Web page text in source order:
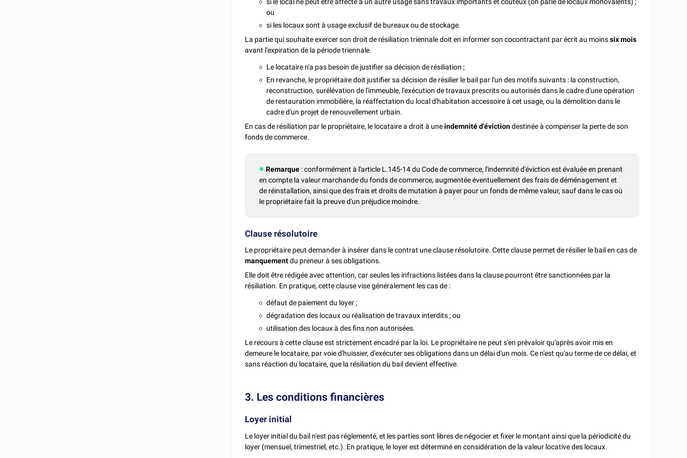
si le local ne peut être affecté à un autre usage sans travaux importants et coûteux (on parle de locaux monovalents) ;
ou
si les locaux sont à usage exclusif de bureaux ou de stockage.
La partie qui souhaite exercer son droit de résiliation triennale doit en informer son cocontractant par écrit au moinssix mois
avant l'expiration de la période triennale.
Le locataire n'a pas besoin de justifier sa décision de résiliation ;
En revanche, le propriétaire doit justifier sa décision de résilier le bail par l'un des motifs suivants : la construction,
reconstruction, surélévation de l'immeuble, l'exécution de travaux prescrits ou autorisés dans le cadre d'une opération
de restauration immobilière, la réaffectation du local d'habitation accessoire à cet usage, ou la démolition dans le
cadre d'un projet de renouvellement urbain.
En cas de résiliation par le propriétaire, le locataire a droit à uneindemnité d'évictiondestinée à compenser la perte de son
fonds de commerce.
Remarque : conformément à l'article L.145-14 du Code de commerce, l'indemnité d'éviction est évaluée en prenant
en compte la valeur marchande du fonds de commerce, augmentée éventuellement des frais de déménagement et
de réinstallation, ainsi que des frais et droits de mutation à payer pour un fonds de même valeur, sauf dans le cas où
le propriétaire fait la preuve d'un préjudice moindre.
Clause résolutoire
Le propriétaire peut demander à insérer dans le contrat une clause résolutoire. Cette clause permet de résilier le bail en cas de
manquementdu preneur à ses obligations.
Elle doit être rédigée avec attention, car seules les infractions listées dans la clause pourront être sanctionnées par la
résiliation. En pratique, cette clause vise généralement les cas de :
défaut de paiement du loyer ;
dégradation des locaux ou réalisation de travaux interdits ; ou
utilisation des locaux à des fins non autorisées.
Le recours à cette clause est strictement encadré par la loi. Le propriétaire ne peut s'en prévaloir qu'après avoir mis en
demeure le locataire, par voie d'huissier, d'exécuter ses obligations dans un délai d'un mois. Ce n'est qu'au terme de ce délai, et
sans réaction du locataire, que la résiliation du bail devient effective.
3. Les conditions financières
Loyer initial
Le loyer initial du bail n'est pas réglementé, et les parties sont libres de négocier et fixer le montant ainsi que la périodicité du
loyer (mensuel, trimestriel, etc.). En pratique, le loyer est déterminé en considération de la valeur locative des locaux.